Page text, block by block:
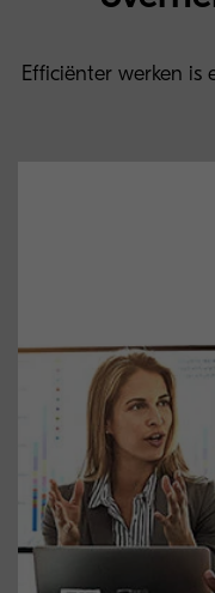
Efficiënter werken is